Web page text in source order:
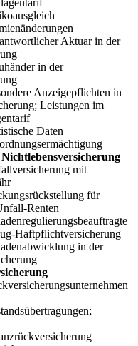
Aktuar in der
in der
Anzeigepflichten in
Leistungen im
Daten
mit
für
Renten
Haftpflichtversicherung
in der